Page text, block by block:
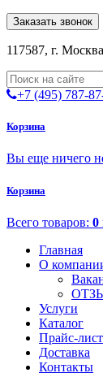
Заказать звонок
117587, г.
+7 (495) 787-
Корзина
Вы еще ничего
Корзина
Всего товаров: 0
Главная
О
Услуги
Каталог
Прайс-лист
Доставка
Контакты